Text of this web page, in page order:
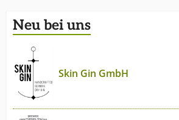
Neu bei uns
Skin Gin GmbH